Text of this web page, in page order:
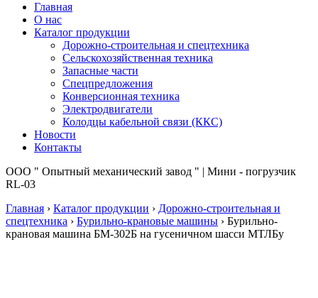
Главная
О нас
Каталог продукции
Дорожно-строительная и спецтехника
Сельскохозяйственная техника
Запасные части
Спецпредложения
Конверсионная техника
Электродвигатели
Колодцы кабельной связи (ККС)
Новости
Контакты
ООО " Опытный механический завод " | Мини - погрузчик
RL-03
Главная › Каталог продукции › Дорожно-строительная и
спецтехника › Бурильно-крановые машины › Бурильно-
крановая машина БМ-302Б на гусеничном шасси МТЛБу